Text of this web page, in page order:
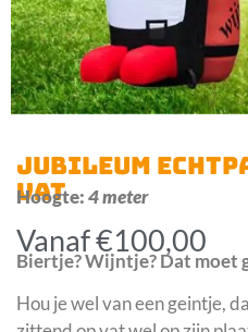
JUBILEUM
VAT
Hoogte:4 meter
Vanaf€100,00
Biertje? Wijntje? Dat moet
Hou je wel van een geintje,